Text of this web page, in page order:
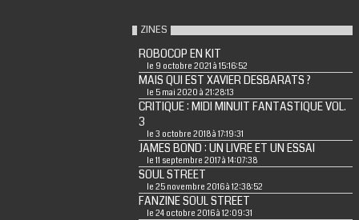
ZINES
ROBOCOP EN KIT
le 9 octobre 2021 à 15:16:52
MAIS QUI EST XAVIER DESBARATS ?
le 5 mai 2020 à 21:28:13
CRITIQUE : MIDI MINUIT FANTASTIQUE VOL.
3
le 3 octobre 2018 à 17:19:31
JAMES BOND : UN LIVRE ET UN ESSAI
le 11 septembre 2017 à 14:07:38
SOUL STREET
le 25 novembre 2016 à 12:38:52
FANZINE SOUL STREET
le 24 octobre 2016 à 12:09:31